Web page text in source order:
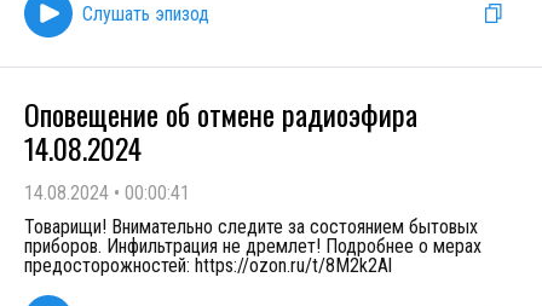
Слушать эпизод
Оповещение об отмене радиоэфира
14.08.2024
14.08.2024 • 00:00:41
Товарищи! Внимательно следите за состоянием бытовых
приборов. Инфильтрация не дремлет! Подробнее о мерах
предосторожностей: https://ozon.ru/t/8M2k2Al